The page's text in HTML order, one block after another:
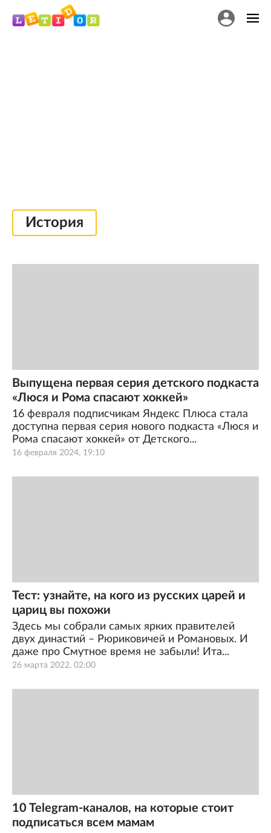
История
16 февраля 2024, 19:10
Выпущена первая серия детского подкаста
«Люся и Рома спасают хоккей»
16 февраля подписчикам Яндекс Плюса стала
доступна первая серия нового подкаста «Люся и
Рома спасают хоккей» от Детского...
26 марта 2022, 02:00
Тест: узнайте, на кого из русских царей и
цариц вы похожи
Здесь мы собрали самых ярких правителей
двух династий – Рюриковичей и Романовых. И
даже про Смутное время не забыли! Ита...
10 Telegram-каналов, на которые стоит
подписаться всем мамам